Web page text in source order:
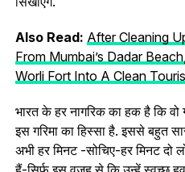
Also Read: After Cleaning
From Mumbai’s Dadar
Worli Fort Into A Clean
भारत के हर नागरिक का हक है कि
इस गरिमा का हिस्सा है. इससे बहुत
अभी हर मिनट -सोचिए-हर मिनट दो